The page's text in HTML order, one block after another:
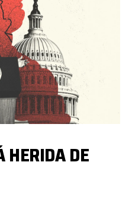
HERIDA DE